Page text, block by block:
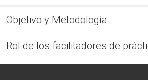
Objetivo y Metodología
Rol de los facilitadores de